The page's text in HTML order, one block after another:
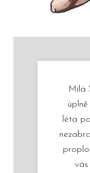
Milá
léta